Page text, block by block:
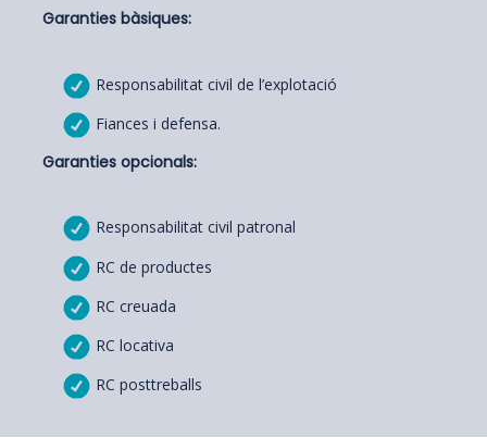
Garanties bàsiques:
Responsabilitat civil de l’explotació
Fiances i defensa.
Garanties opcionals:
Responsabilitat civil patronal
RC de productes
RC creuada
RC locativa
RC posttreballs